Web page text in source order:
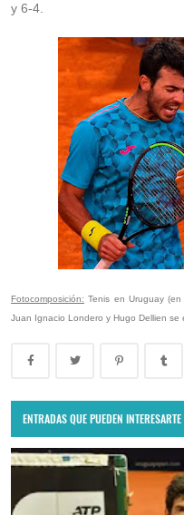
y 6-4.
Fotocomposición: Tenis en Uruguay
Juan Ignacio Londero y Hugo Dellien se
ENTRADAS QUE PUEDEN INTERESARTE